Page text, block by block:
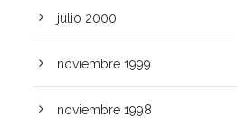
julio 2000
noviembre 1999
noviembre 1998